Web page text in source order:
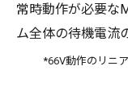
常時動作が必要な
ム全体の待機電流
*66V動作のリニ